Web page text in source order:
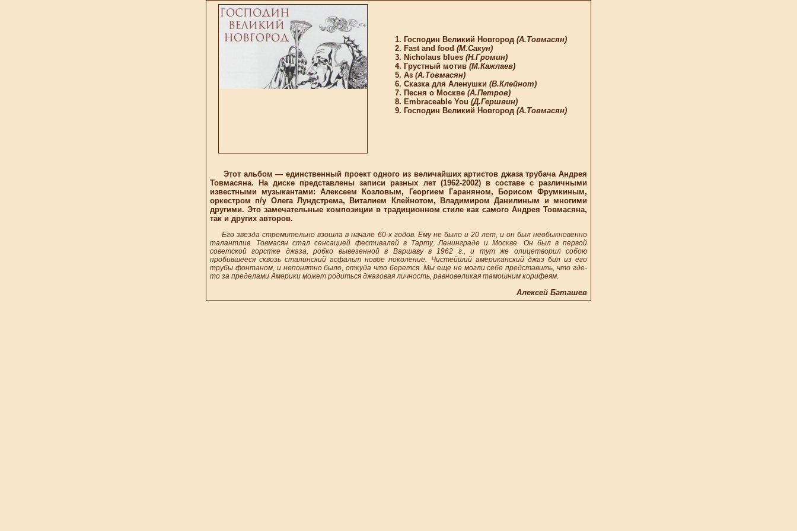
Господин Великий Новгород (А.Товмасян)
Fast and food (М.Сакун)
Nicholaus blues (Н.Громин)
Грустный мотив (М.Кажлаев)
Аз (А.Товмасян)
Сказка для Аленушки (В.Клейнот)
Песня о Москве (А.Петров)
Embraceable You (Д.Гершвин)
Господин Великий Новгород (А.Товмасян)
Этот альбом — единственный проект одного из величайших артистов джаза трубача Андрея
Товмасяна. На диске представлены записи разных лет (1962-2002) в составе с различными
известными музыкантами: Алексеем Козловым, Георгием Гараняном, Борисом Фрумкиным,
оркестром п/у Олега Лундстрема, Виталием Клейнотом, Владимиром Данилиным и многими
другими. Это замечательные композиции в традиционном стиле как самого Андрея Товмасяна,
так и других авторов.
Его звезда стремительно взошла в начале 60-х годов. Ему не было и 20 лет, и он был необыкновенно
талантлив. Товмасян стал сенсацией фестивалей в Тарту, Ленинграде и Москве. Он был в первой
советской горстке джаза, робко вывезенной в Варшаву в 1962 г., и тут же олицетворил собою
пробившееся сквозь сталинский асфальт новое поколение. Чистейший американский джаз бил из его
трубы фонтаном, и непонятно было, откуда что берется. Мы еще не могли себе представить, что где-
то за пределами Америки может родиться джазовая личность, равновеликая тамошним корифеям.
Алексей Баташев